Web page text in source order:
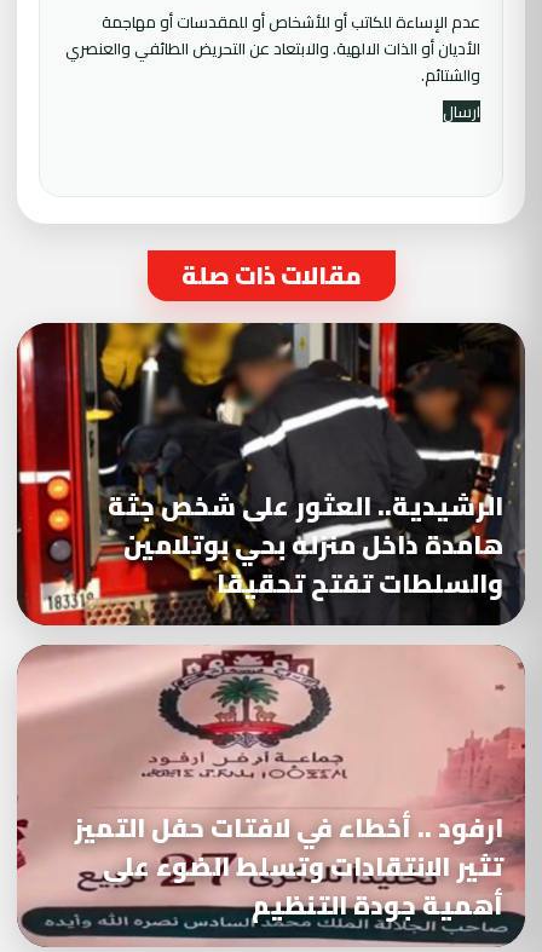
عدم الإساءة للكاتب أو للأشخاص أو للمقدسات أو مهاجمة
الأديان أو الذات الالهية. والابتعاد عن التحريض الطائفي والعنصري
والشتائم.
مقالات ذات صلة
الرشيدية.. العثور على شخص جثة
هامدة داخل منزله بحي بوتلامين
والسلطات تفتح تحقيقا
ارفود .. أخطاء في لافتات حفل التميز
تثير الانتقادات وتسلط الضوء على
أهمية جودة التنظيم